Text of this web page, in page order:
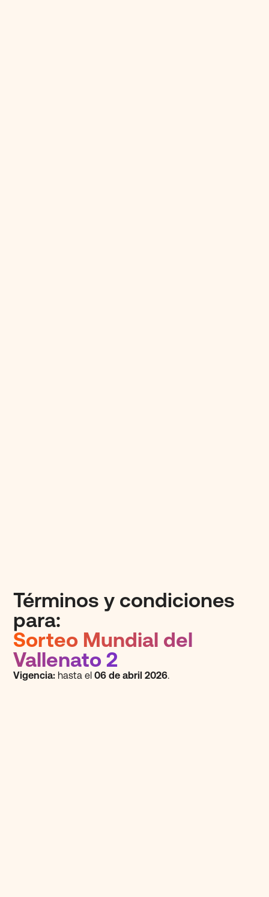
Términos y condiciones
para:
Sorteo Mundial del
Vallenato 2
Vigencia: hasta el06 de abril 2026.